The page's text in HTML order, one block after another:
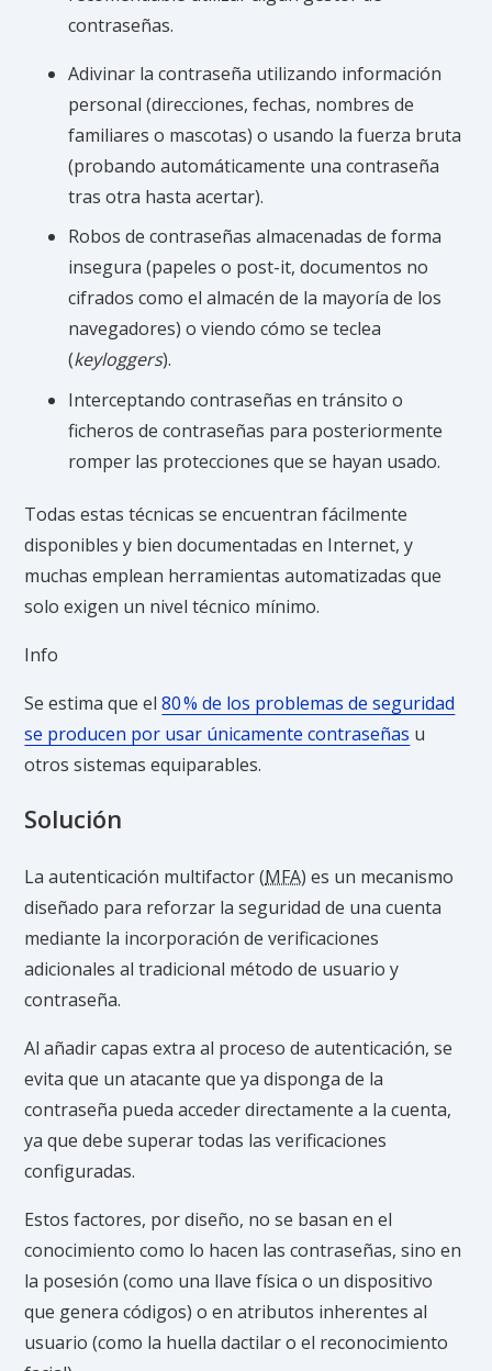
contraseñas.
Adivinar la contraseña utilizando información
personal (direcciones, fechas, nombres de
familiares o mascotas) o usando la fuerza bruta
(probando automáticamente una contraseña
tras otra hasta acertar).
Robos de contraseñas almacenadas de forma
insegura (papeles o post-it, documentos no
cifrados como el almacén de la mayoría de los
navegadores) o viendo cómo se teclea
(keyloggers).
Interceptando contraseñas en tránsito o
ficheros de contraseñas para posteriormente
romper las protecciones que se hayan usado.
Todas estas técnicas se encuentran fácilmente
disponibles y bien documentadas en Internet, y
muchas emplean herramientas automatizadas que
solo exigen un nivel técnico mínimo.
Info
Se estima que el80 % de los problemas de seguridad
se producen por usar únicamente contraseñas u
otros sistemas equiparables.
Solución
La autenticación multifactor (MFA) es un mecanismo
diseñado para reforzar la seguridad de una cuenta
mediante la incorporación de verificaciones
adicionales al tradicional método de usuario y
contraseña.
Al añadir capas extra al proceso de autenticación, se
evita que un atacante que ya disponga de la
contraseña pueda acceder directamente a la cuenta,
ya que debe superar todas las verificaciones
configuradas.
Estos factores, por diseño, no se basan en el
conocimiento como lo hacen las contraseñas, sino en
la posesión (como una llave física o un dispositivo
que genera códigos) o en atributos inherentes al
usuario (como la huella dactilar o el reconocimiento